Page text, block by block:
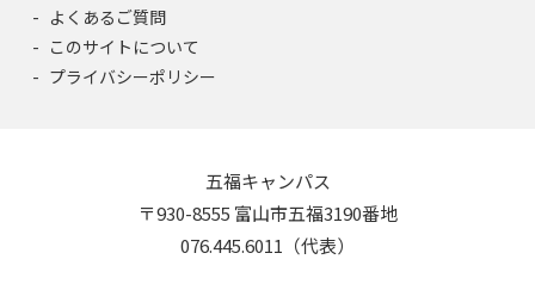
よくあるご質問
このサイトについて
プライバシーポリシー
五福キャンパス
〒930-8555 富山市五福3190番地
076.445.6011（代表）